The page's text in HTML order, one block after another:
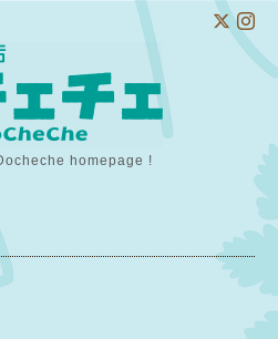
homepage !